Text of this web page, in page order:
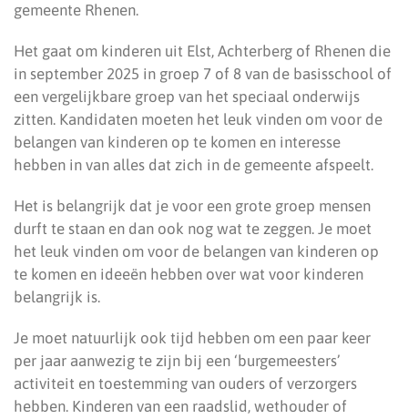
gemeente Rhenen.
Het gaat om kinderen uit Elst, Achterberg of Rhenen die
in september 2025 in groep 7 of 8 van de basisschool of
een vergelijkbare groep van het speciaal onderwijs
zitten. Kandidaten moeten het leuk vinden om voor de
belangen van kinderen op te komen en interesse
hebben in van alles dat zich in de gemeente afspeelt.
Het is belangrijk dat je voor een grote groep mensen
durft te staan en dan ook nog wat te zeggen. Je moet
het leuk vinden om voor de belangen van kinderen op
te komen en ideeën hebben over wat voor kinderen
belangrijk is.
Je moet natuurlijk ook tijd hebben om een paar keer
per jaar aanwezig te zijn bij een ‘burgemeesters’
activiteit en toestemming van ouders of verzorgers
hebben. Kinderen van een raadslid, wethouder of